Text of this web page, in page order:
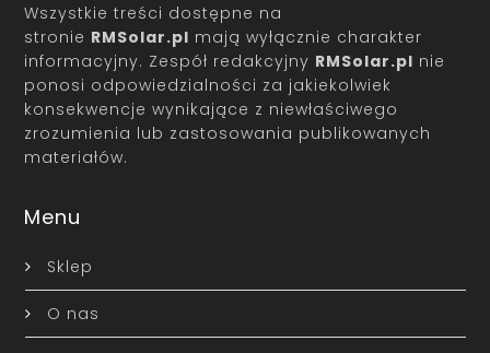
Wszystkie treści dostępne na
stronie RMSolar.pl mają wyłącznie charakter
informacyjny. Zespół redakcyjny RMSolar.pl nie
ponosi odpowiedzialności za jakiekolwiek
konsekwencje wynikające z niewłaściwego
zrozumienia lub zastosowania publikowanych
materiałów.
Menu
Sklep
O nas